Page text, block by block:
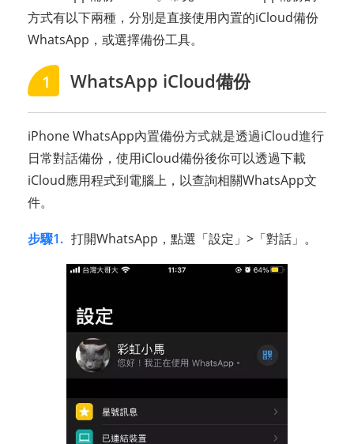
方式有以下兩種，分別是直接使用內置的iCloud備份
WhatsApp，或選擇備份工具。
1 WhatsApp iCloud備份
iPhone WhatsApp內置備份方式就是透過iCloud進行
日常對話備份，使用iCloud備份後你可以透過下載
iCloud應用程式到電腦上，以查詢相關WhatsApp文
件。
步驟1. 打開WhatsApp，點選「設定」>「對話」。